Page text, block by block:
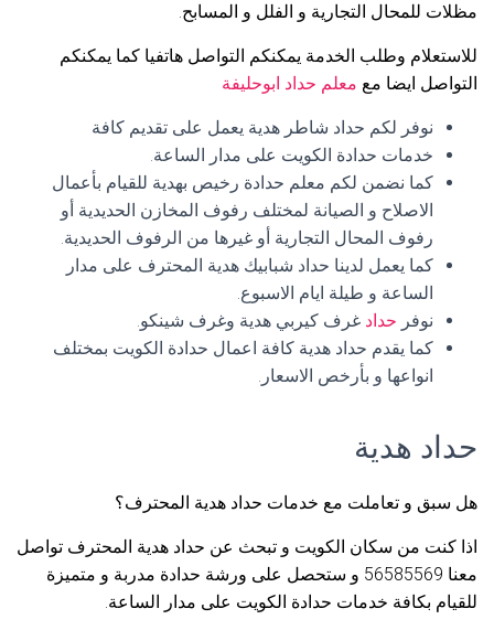
مظلات للمحال التجارية و الفلل و المسابح.
للاستعلام وطلب الخدمة يمكنكم التواصل هاتفيا كما يمكنكم
التواصل ايضا مع معلم حداد ابوحليفة
نوفر لكم حداد شاطر هدية يعمل على تقديم كافة
خدمات حدادة الكويت على مدار الساعة.
كما نضمن لكم معلم حدادة رخيص بهدية للقيام بأعمال
الاصلاح و الصيانة لمختلف رفوف المخازن الحديدية أو
رفوف المحال التجارية أو غيرها من الرفوف الحديدية.
كما يعمل لدينا حداد شبابيك هدية المحترف على مدار
الساعة و طيلة ايام الاسبوع.
نوفر حداد غرف كيربي هدية وغرف شينكو.
كما يقدم حداد هدية كافة اعمال حدادة الكويت بمختلف
انواعها و بأرخص الاسعار.
حداد هدية
هل سبق و تعاملت مع خدمات حداد هدية المحترف؟
اذا كنت من سكان الكويت و تبحث عن حداد هدية المحترف تواصل
معنا 56585569 و ستحصل على ورشة حدادة مدربة و متميزة
للقيام بكافة خدمات حدادة الكويت على مدار الساعة.